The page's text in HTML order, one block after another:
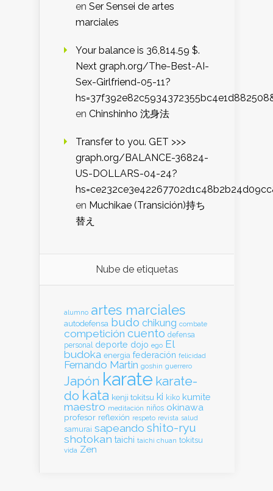
en Ser Sensei de artes
marciales
Your balance is 36,814.59 $.
Next graph.org/The-Best-AI-
Sex-Girlfriend-05-11?
en Chinshinho 沈身法
Transfer to you. GET >>>
graph.org/BALANCE-36824-
US-DOLLARS-04-24?
en Muchikae (Transición)持ち
替え
Nube de etiquetas
alumno artes marciales
autodefensa budo chikung combate
competición cuento defensa
personal deporte dojo ego El
budoka energia federación felicidad
Fernando Martin goshin guerrero
Japón karate karate-
do kata kenji tokitsu ki kiko kumite
maestro meditación niños okinawa
profesor reflexión respeto revista salud
samurai sapeando shito-ryu
shotokan taichi taichi chuan tokitsu
vida Zen